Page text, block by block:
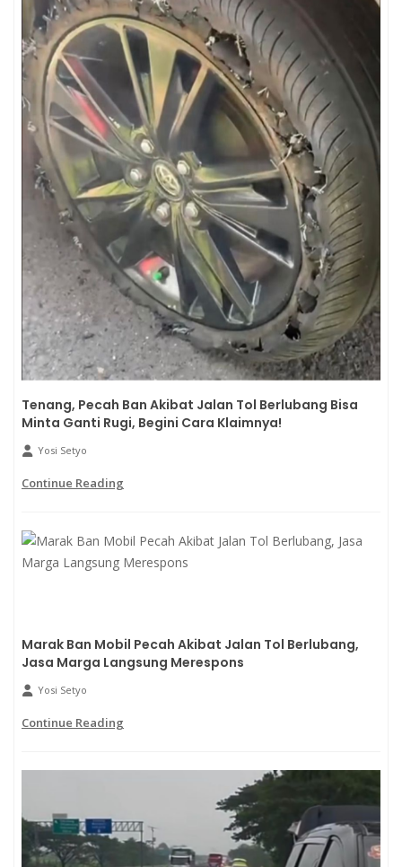
Tenang, Pecah Ban Akibat Jalan Tol Berlubang Bisa
Minta Ganti Rugi, Begini Cara Klaimnya!
Yosi Setyo
Continue Reading
Marak Ban Mobil Pecah Akibat Jalan Tol Berlubang,
Jasa Marga Langsung Merespons
Yosi Setyo
Continue Reading